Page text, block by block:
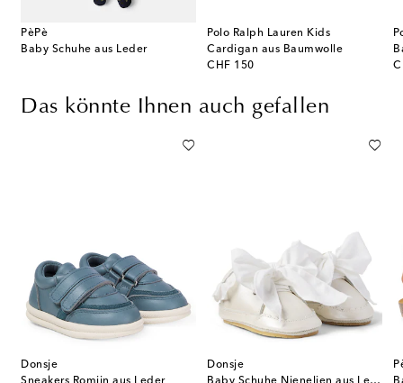
PèPè
Baby Schuhe aus Leder
Polo Ralph Lauren Kids
Cardigan aus Baumwolle
CHF 150
original price
Das könnte Ihnen auch gefallen
Donsje
Donsje